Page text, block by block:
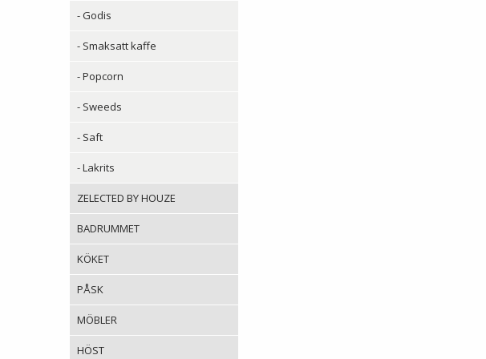
- Godis
- Smaksatt kaffe
- Popcorn
- Sweeds
- Saft
- Lakrits
ZELECTED BY HOUZE
BADRUMMET
KÖKET
PÅSK
MÖBLER
HÖST